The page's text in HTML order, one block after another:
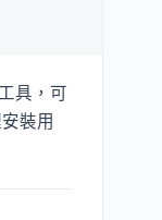
具，可
裝用